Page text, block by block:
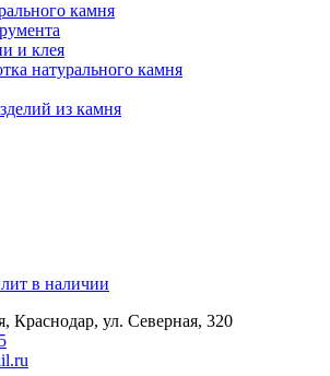
камня
и клея
натурального камня
из камня
в наличии
Краснодар, ул. Северная, 320